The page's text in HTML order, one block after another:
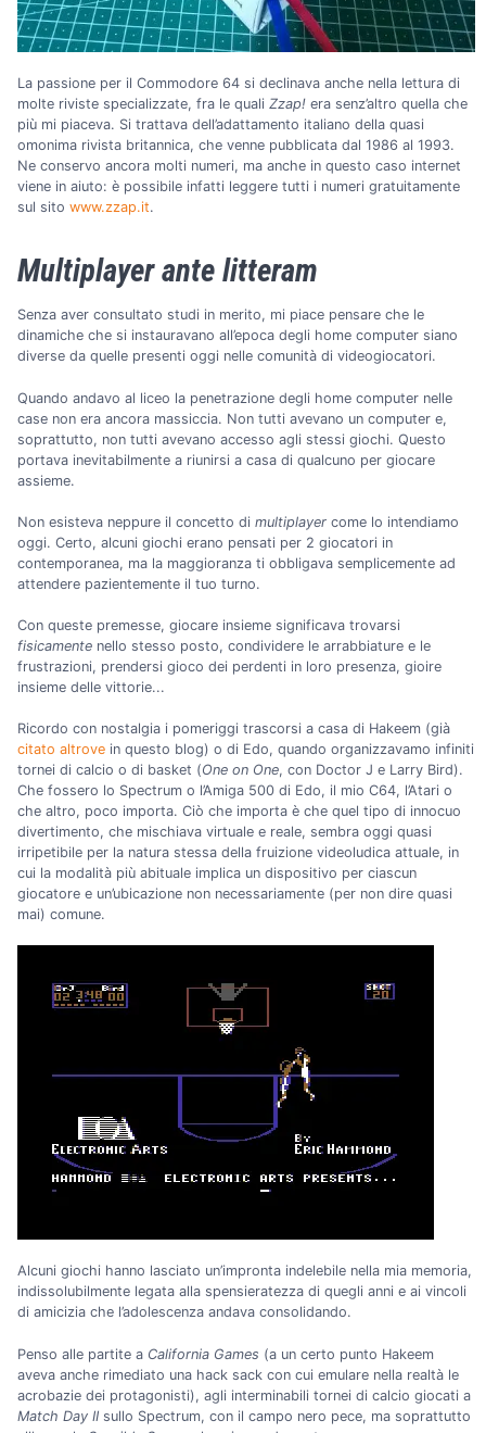
La passione per il Commodore 64 si declinava anche nella lettura di
molte riviste specializzate, fra le quali Zzap! era senz’altro quella che
più mi piaceva. Si trattava dell’adattamento italiano della quasi
omonima rivista britannica, che venne pubblicata dal 1986 al 1993.
Ne conservo ancora molti numeri, ma anche in questo caso internet
viene in aiuto: è possibile infatti leggere tutti i numeri gratuitamente
sul sito www.zzap.it.
Multiplayer ante litteram
Senza aver consultato studi in merito, mi piace pensare che le
dinamiche che si instauravano all’epoca degli home computer siano
diverse da quelle presenti oggi nelle comunità di videogiocatori.
Quando andavo al liceo la penetrazione degli home computer nelle
case non era ancora massiccia. Non tutti avevano un computer e,
soprattutto, non tutti avevano accesso agli stessi giochi. Questo
portava inevitabilmente a riunirsi a casa di qualcuno per giocare
assieme.
Non esisteva neppure il concetto di multiplayer come lo intendiamo
oggi. Certo, alcuni giochi erano pensati per 2 giocatori in
contemporanea, ma la maggioranza ti obbligava semplicemente ad
attendere pazientemente il tuo turno.
Con queste premesse, giocare insieme significava trovarsi
fisicamente nello stesso posto, condividere le arrabbiature e le
frustrazioni, prendersi gioco dei perdenti in loro presenza, gioire
insieme delle vittorie...
Ricordo con nostalgia i pomeriggi trascorsi a casa di Hakeem (già
citato altrove in questo blog) o di Edo, quando organizzavamo infiniti
tornei di calcio o di basket (One on One, con Doctor J e Larry Bird).
Che fossero lo Spectrum o l’Amiga 500 di Edo, il mio C64, l’Atari o
che altro, poco importa. Ciò che importa è che quel tipo di innocuo
divertimento, che mischiava virtuale e reale, sembra oggi quasi
irripetibile per la natura stessa della fruizione videoludica attuale, in
cui la modalità più abituale implica un dispositivo per ciascun
giocatore e un’ubicazione non necessariamente (per non dire quasi
mai) comune.
Alcuni giochi hanno lasciato un’impronta indelebile nella mia memoria,
indissolubilmente legata alla spensieratezza di quegli anni e ai vincoli
di amicizia che l’adolescenza andava consolidando.
Penso alle partite a California Games (a un certo punto Hakeem
aveva anche rimediato una hack sack con cui emulare nella realtà le
acrobazie dei protagonisti), agli interminabili tornei di calcio giocati a
Match Day II sullo Spectrum, con il campo nero pece, ma soprattutto